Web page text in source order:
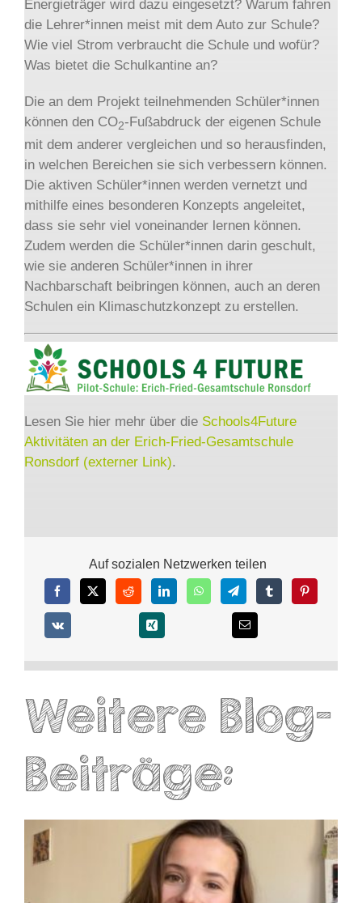
Energieträger wird dazu eingesetzt? Warum fahren
die Lehrer*innen meist mit dem Auto zur Schule?
Wie viel Strom verbraucht die Schule und wofür?
Was bietet die Schulkantine an?
Die an dem Projekt teilnehmenden Schüler*innen
können den CO2-Fußabdruck der eigenen Schule
mit dem anderer vergleichen und so herausfinden,
in welchen Bereichen sie sich verbessern können.
Die aktiven Schüler*innen werden vernetzt und
mithilfe eines besonderen Konzepts angeleitet,
dass sie sehr viel voneinander lernen können.
Zudem werden die Schüler*innen darin geschult,
wie sie anderen Schüler*innen in ihrer
Nachbarschaft beibringen können, auch an deren
Schulen ein Klimaschutzkonzept zu erstellen.
Lesen Sie hier mehr über die Schools4Future
Aktivitäten an der Erich-Fried-Gesamtschule
Ronsdorf (externer Link).
Auf sozialen Netzwerken teilen
Weitere Blog-
Beiträge: